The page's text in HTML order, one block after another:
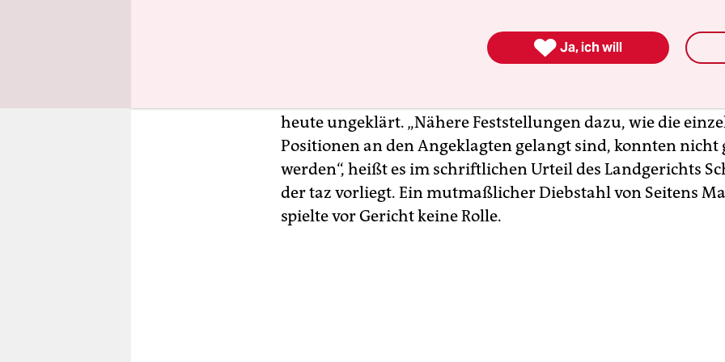
Kriegswaffenkontrollgesetz verurteilt. Ermittler hatten bei
zwei Dutzend Waffen, Teleskopschlagstöcke, eine Machete
heute ungeklärt. „Nähere Feststellungen dazu, wie die
Positionen an den Angeklagten gelangt sind, konnten nicht
werden“, heißt es im schriftlichen Urteil des Landgerichts
der taz vorliegt. Ein mutmaßlicher Diebstahl von Seitens
spielte vor Gericht keine Rolle.
 Ja, ich will